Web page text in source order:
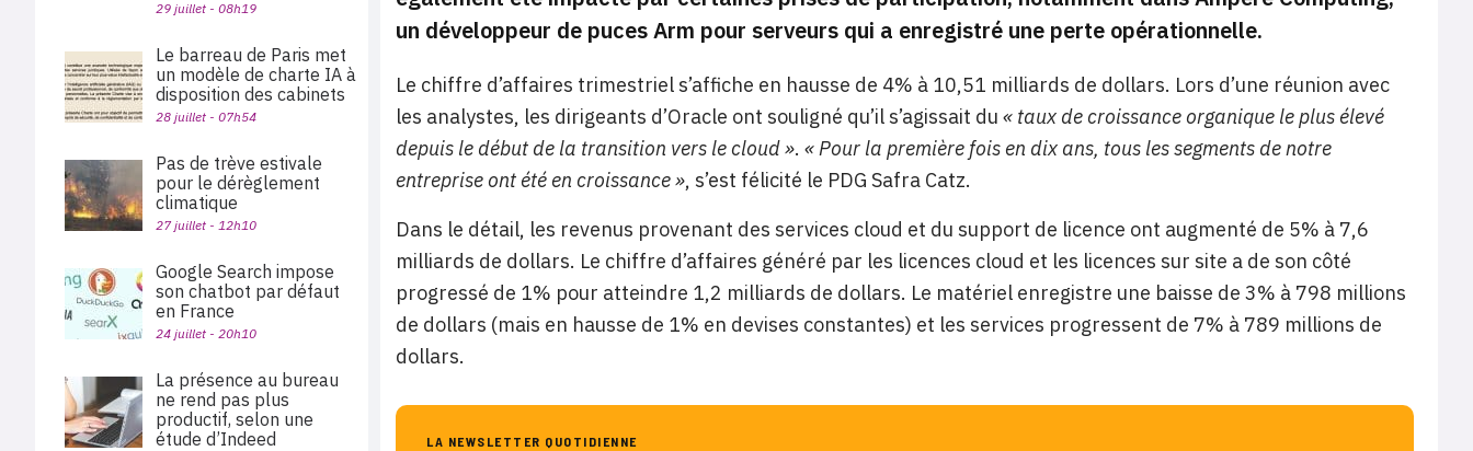
un développeur de puces Arm pour serveurs qui a enregistré une perte opérationnelle.
Le chiffre d’affaires trimestriel s’affiche en hausse de 4% à 10,51 milliards de dollars. Lors d’une réunion avec
les analystes, les dirigeants d’Oracle ont souligné qu’il s’agissait du « taux de croissance organique le plus élevé
depuis le début de la transition vers le cloud ». « Pour la première fois en dix ans, tous les segments de notre
entreprise ont été en croissance », s’est félicité le PDG Safra Catz.
Dans le détail, les revenus provenant des services cloud et du support de licence ont augmenté de 5% à 7,6
milliards de dollars. Le chiffre d’affaires généré par les licences cloud et les licences sur site a de son côté
progressé de 1% pour atteindre 1,2 milliards de dollars. Le matériel enregistre une baisse de 3% à 798 millions
de dollars (mais en hausse de 1% en devises constantes) et les services progressent de 7% à 789 millions de
dollars.
LA NEWSLETTER QUOTIDIENNE
29 juillet - 08h19
Le barreau de Paris met
un modèle de charte IA à
disposition des cabinets
28 juillet - 07h54
Pas de trève estivale
pour le dérèglement
climatique
27 juillet - 12h10
Google Search impose
son chatbot par défaut
en France
24 juillet - 20h10
La présence au bureau
ne rend pas plus
productif, selon une
étude d’Indeed